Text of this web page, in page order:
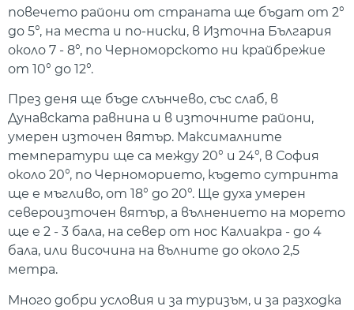
повечето райони от страната ще бъдат от 2°
до 5°, на места и по-ниски, в Източна България
около 7 - 8°, по Черноморското ни крайбрежие
от 10° до 12°.
През деня ще бъде слънчево, със слаб, в
Дунавската равнина и в източните райони,
умерен източен вятър. Максималните
температури ще са между 20° и 24°, в София
около 20°, по Черноморието, където сутринта
ще е мъгливо, от 18° до 20°. Ще духа умерен
североизточен вятър, а вълнението на морето
ще е 2 - 3 бала, на север от нос Калиакра - до 4
бала, или височина на вълните до около 2,5
метра.
Много добри условия и за туризъм, и за разходка